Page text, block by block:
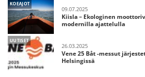
KOEAJOT
09.07.2025
Kiisla – Ekologinen
modernilla ajattelulla
UUTISET
26.03.2025
Vene 25 Båt -messut
Helsingissä